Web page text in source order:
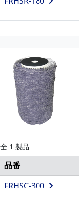
全 1 製品
品番
FRHSC-300